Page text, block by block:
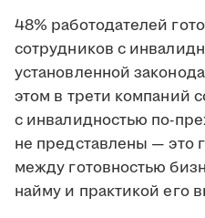
48% работодателей
сотрудников с
установленной
этом в трети компаний
с инвалидностью по-
не представлены — это
между готовностью
найму и практикой его